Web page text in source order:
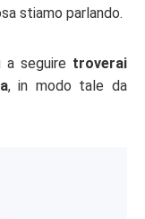
stiamo parlando.
a seguire troverai
, in modo tale da